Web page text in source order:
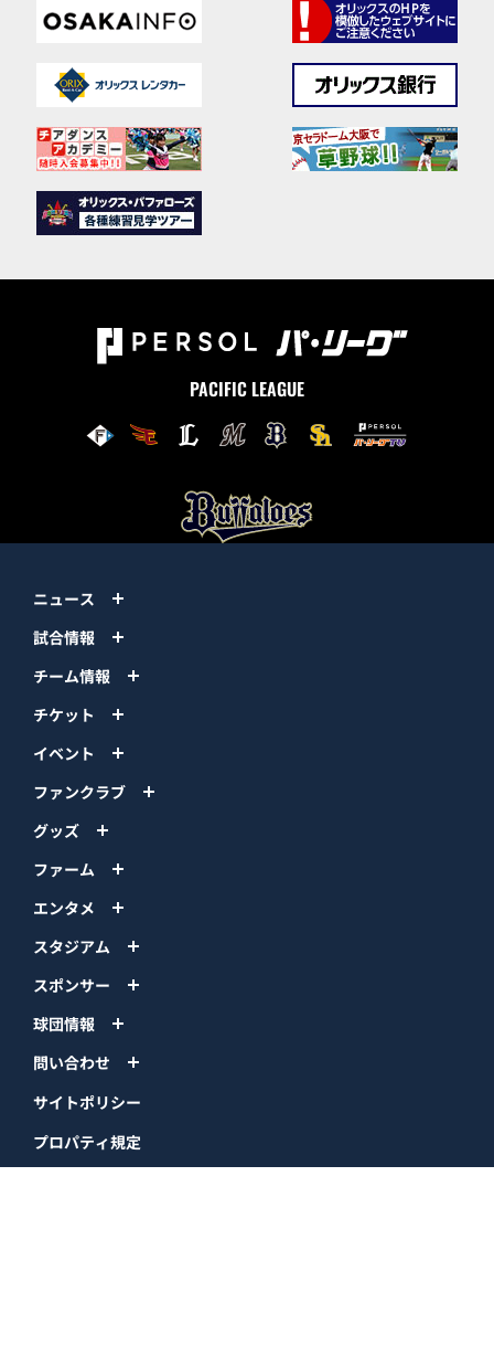
PACIFIC LEAGUE
ニュース
試合情報
チーム情報
チケット
イベント
ファンクラブ
グッズ
ファーム
エンタメ
スタジアム
スポンサー
球団情報
問い合わせ
サイトポリシー
プロパティ規定